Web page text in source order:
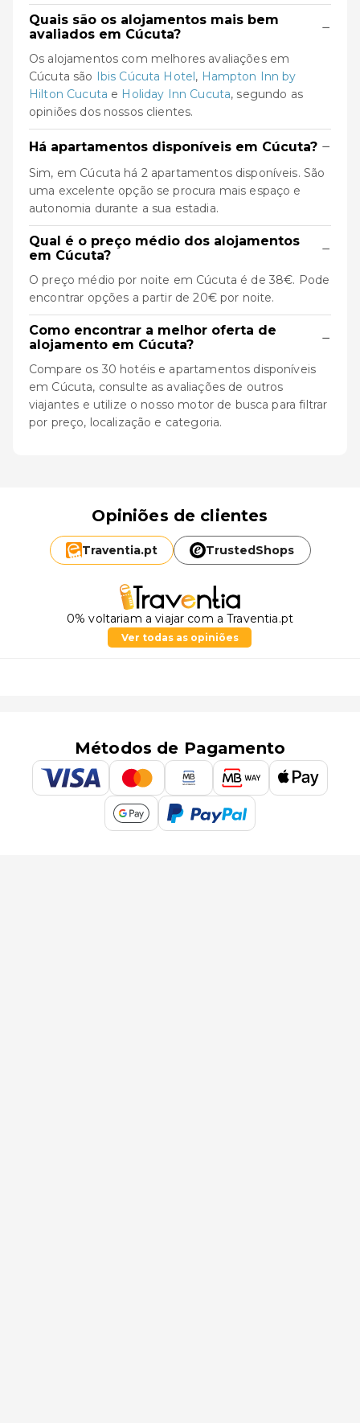
Quais são os alojamentos mais bem
avaliados em Cúcuta?
−
Os alojamentos com melhores avaliações em
Cúcuta são Ibis Cúcuta Hotel, Hampton Inn by
Hilton Cucuta e Holiday Inn Cucuta, segundo as
opiniões dos nossos clientes.
Há apartamentos disponíveis em Cúcuta? −
Sim, em Cúcuta há 2 apartamentos disponíveis. São
uma excelente opção se procura mais espaço e
autonomia durante a sua estadia.
Qual é o preço médio dos alojamentos
em Cúcuta?
−
O preço médio por noite em Cúcuta é de 38€. Pode
encontrar opções a partir de 20€ por noite.
Como encontrar a melhor oferta de
alojamento em Cúcuta?
−
Compare os 30 hotéis e apartamentos disponíveis
em Cúcuta, consulte as avaliações de outros
viajantes e utilize o nosso motor de busca para filtrar
por preço, localização e categoria.
Opiniões de clientes
Traventia.pt TrustedShops
0% voltariam a viajar com a Traventia.pt
Ver todas as opiniões
Métodos de Pagamento